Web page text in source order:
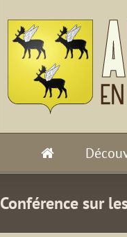
Conférence sur